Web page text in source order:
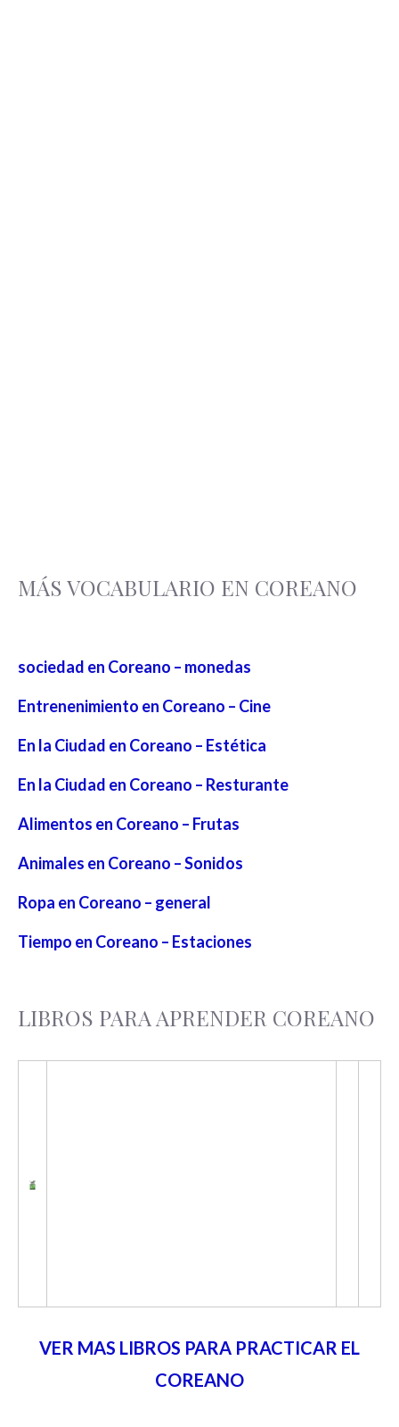
MÁS VOCABULARIO EN COREANO
sociedad en Coreano – monedas
Entrenenimiento en Coreano – Cine
En la Ciudad en Coreano – Estética
En la Ciudad en Coreano – Resturante
Alimentos en Coreano – Frutas
Animales en Coreano – Sonidos
Ropa en Coreano – general
Tiempo en Coreano – Estaciones
LIBROS PARA APRENDER COREANO
VER MAS LIBROS PARA PRACTICAR EL
COREANO